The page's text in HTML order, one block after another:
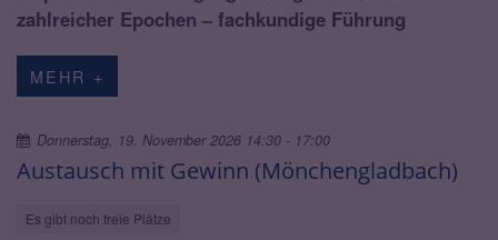
zahlreicher Epochen – fachkundige Führung
MEHR +
Austausch mit Gewinn (Mönchengladbach)
Es gibt noch freie Plätze
Donnerstag, 19. November 2026 14:30 - 17:00